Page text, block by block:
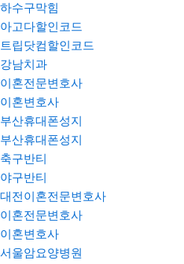
하수구막힘
아고다할인코드
트립닷컴할인코드
강남치과
이혼전문변호사
이혼변호사
부산휴대폰성지
부산휴대폰성지
축구반티
야구반티
대전이혼전문변호사
이혼전문변호사
이혼변호사
서울암요양병원